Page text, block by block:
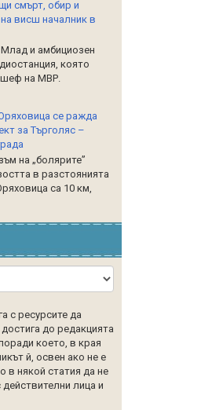
смърт, обир и
висш началник в
и амбициозен
която
шеф на МВР.
се ражда
за Търголяс –
на „болярите”
в разстоянията
са 10 км,
с ресурсите да
до редакцията
което, в края
й, освен ако не е
в някой статия да не
лица и